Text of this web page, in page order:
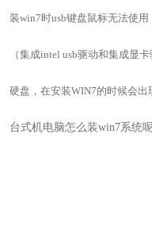
装win7时usb键盘鼠标无法使
（集成intel usb驱动和集成显
硬盘，在安装WIN7的时候会出
台式机电脑怎么装win7系统